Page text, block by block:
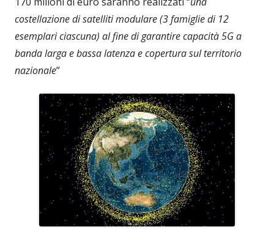
costellazione di satelliti modulare (3 famiglie di 12
esemplari ciascuna) al fine di garantire capacità 5G a
banda larga e bassa latenza e copertura sul territorio
nazionale”